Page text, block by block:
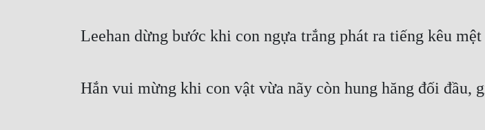
Leehan dừng bước khi con ngựa trắng phát ra tiếng kêu
Hắn vui mừng khi con vật vừa nãy còn hung hăng đối đầu,